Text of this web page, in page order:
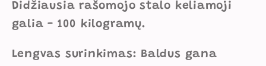
Didžiausia rašomojo stalo keliamoji
galia - 100 kilogramų.
Lengvas surinkimas: Baldus gana